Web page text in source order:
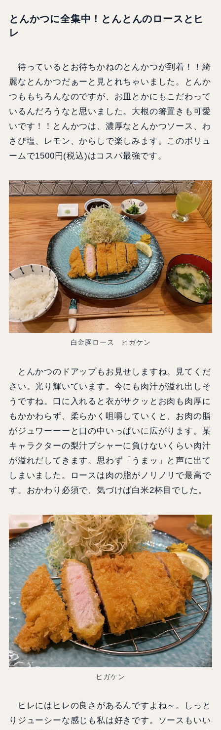
とんかつに全集中！とんとんのロースとヒ
レ
待っているとお待ちかねのとんかつが到着！！綺
麗なとんかつだぁーと見とれちゃいました。とんか
つももちろんなのですが、お皿とかにもこだわって
いるんだろうなと思いました。大根の箸置きも可愛
いです！！とんかつは、濃厚なとんかつソース、わ
さび塩、レモン、からしで楽しみます。このボリュ
ームで1500円(税込)はコスパ最強です。
白金豚ロース ヒガケン
とんかつのドアップもお見せしますね。見てくだ
さい。光り輝いています。今にも肉汁が溢れ出しそ
うですね。口に入れると衣がサクッとお肉も肉厚に
もかかわらず、柔らかく咀嚼していくと、お肉の脂
がジュワーーーと口の中いっぱいに広がります。某
キャラクターの梨汁ブシャーに負けないくらい肉汁
が溢れだしてきます。思わず「うまッ」と声に出て
しまいました。ロースは肉の脂がノリノリで最高で
す。おかわり必須で、気づけば白米2杯目でした。
ヒガケン
ヒレにはヒレの良さがあるんですよね～。しっと
りジューシーな感じも私は好きです。ソースもいい